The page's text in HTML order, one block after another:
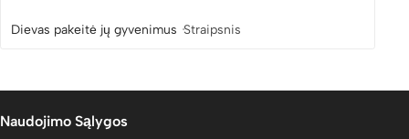
Dievas pakeitė jų gyvenimus Straipsnis
Naudojimo Sąlygos